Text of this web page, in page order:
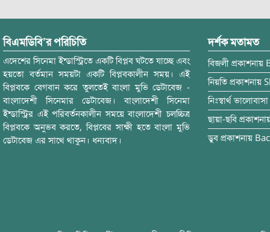
বিএমডিবি’র পরিচিতি
এদেশের সিনেমা ইন্ডাস্ট্রিতে একটি বিপ্লব ঘটতে যাচ্ছে এবং
হয়তো বর্তমান সময়টা একটি বিপ্লবকালীন সময়। এই
বিপ্লবকে বেগবান করে তুলতেই বাংলা মুভি ডেটাবেজ -
বাংলাদেশী সিনেমার ডেটাবেজ। বাংলাদেশী সিনেমা
ইন্ডাস্ট্রির এই পরিবর্তনকালীন সময়ে বাংলাদেশী চলচ্চিত্র
বিপ্লবকে অনুভব করতে, বিপ্লবের সাক্ষী হতে বাংলা মুভি
ডেটাবেজ এর সাথে থাকুন। ধন্যবাদ।
দর্শক মতামত
বিজলী প্রকাশনায়
নিয়তি প্রকাশনায়
নিঃস্বার্থ ভালোবাসা
ছায়া-ছবি
ডুব প্রকাশনায়